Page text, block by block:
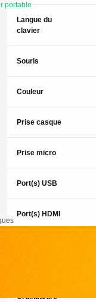
portable
Langue du
clavier
Souris
Couleur
Prise casque
Prise micro
Port(s) USB
Port(s) HDMI
Ordinateurs